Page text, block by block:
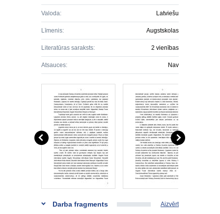
Valoda: Latviešu
Līmenis: Augstskolas
Literatūras saraksts: 2 vienības
Atsauces: Nav
Darba fragments Aizvērt